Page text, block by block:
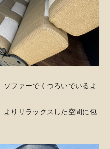
ソファーでくつろいでいるよ
よりリラックスした空間に包